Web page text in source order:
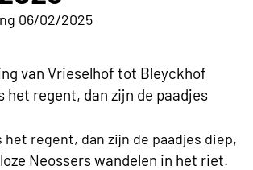
06/02/2025
van Vrieselhof tot Bleyckhof
het regent, dan zijn de paadjes
het regent, dan zijn de paadjes diep,
Neossers wandelen in het riet.